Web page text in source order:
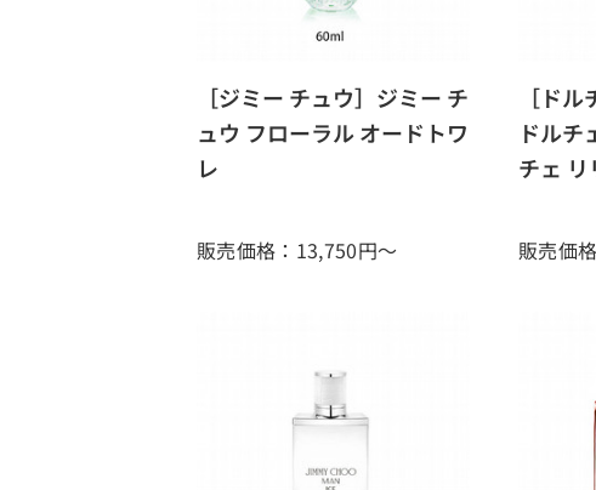
［ジミー チュウ］ジミー チ
ュウ フローラル オードトワ
レ
販売価格：13,750円～
［ド
ドルチ
チェ
販売価